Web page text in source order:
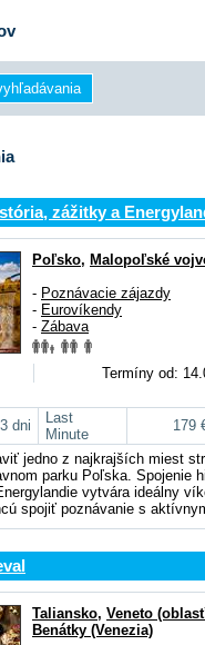
zážitky a
Poľsko, Malopoľské
- Poznávacie zájazdy
- Eurovíkendy
- Zábava
Termíny od:
3 dni
Last
Minute
179
jedno z najkrajších miest
parku Poľska. Spojenie
vytvára ideálny
spojiť poznávanie s
Taliansko, Veneto
Benátky (Venezia)